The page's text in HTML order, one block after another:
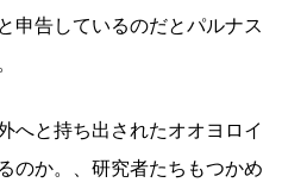
申告しているのだとパルナス
へと持ち出されたオオヨロイ
のか。、研究者たちもつかめ